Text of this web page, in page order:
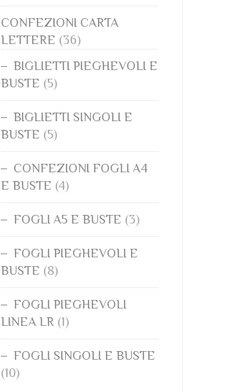
CONFEZIONI CARTA
LETTERE (36)
BIGLIETTI PIEGHEVOLI E
BUSTE (5)
BIGLIETTI SINGOLI E
BUSTE (5)
CONFEZIONI FOGLI A4
E BUSTE (4)
FOGLI A5 E BUSTE (3)
FOGLI PIEGHEVOLI E
BUSTE (8)
FOGLI PIEGHEVOLI
LINEA LR (1)
FOGLI SINGOLI E BUSTE
(10)